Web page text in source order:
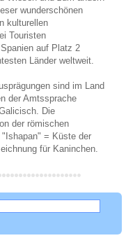
wunderschönen
kulturellen
Touristen
auf Platz 2
Länder weltweit.
sind im Land
der Amtssprache
Die
der römischen
= Küste der
für Kaninchen.